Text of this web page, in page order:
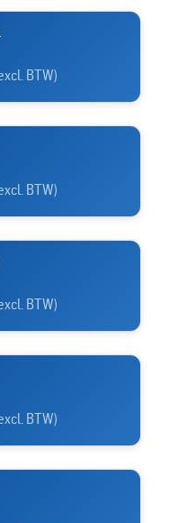
BTW)
BTW)
BTW)
BTW)